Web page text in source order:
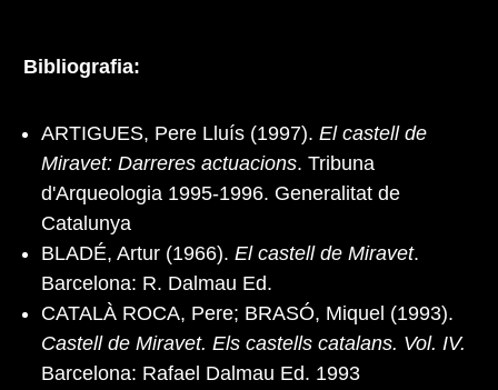
Bibliografia:
ARTIGUES, Pere Lluís (1997). El castell de
Miravet: Darreres actuacions. Tribuna
d'Arqueologia 1995-1996. Generalitat de
Catalunya
BLADÉ, Artur (1966). El castell de Miravet.
Barcelona: R. Dalmau Ed.
CATALÀ ROCA, Pere; BRASÓ, Miquel (1993).
Castell de Miravet. Els castells catalans. Vol. IV.
Barcelona: Rafael Dalmau Ed. 1993